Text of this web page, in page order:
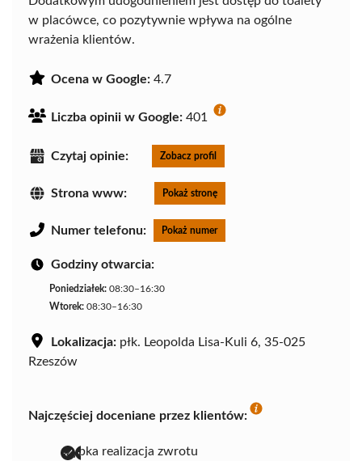
w placówce, co pozytywnie wpływa na ogólne
wrażenia klientów.
Ocena w Google: 4.7
Liczba opinii w Google: 401
Czytaj opinie: Zobacz profil
Strona www: Pokaż stronę
Numer telefonu: Pokaż numer
Godziny otwarcia:
Poniedziałek: 08:30–16:30
Wtorek: 08:30–16:30
Lokalizacja: płk. Leopolda Lisa-Kuli 6, 35-025
Rzeszów
Najczęściej doceniane przez klientów:
szybka realizacja zwrotu